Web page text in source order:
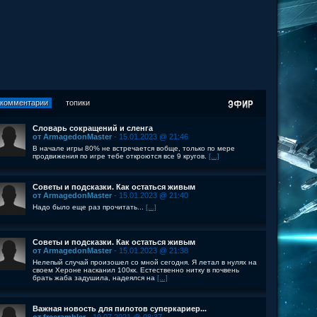
комментарии топики
Словарь сокращений и сленга
от ArmagedonMaster - 15.01.2023 @ 21:46
В начале игры 80% не встречается вобще, только по мере
продвижения по игре тебе откроются все 9 кругов. [...]
Советы и подсказки. Как остаться живым
от ArmagedonMaster - 15.01.2023 @ 21:40
Надо было еще раз прочитать... [...]
Советы и подсказки. Как остаться живым
от ArmagedonMaster - 15.01.2023 @ 21:38
Нелепый случай произошел со мной сегодня. Я летал в нулях на
своем Хероне насканил 100кк. Естественно нитку в почвень
брать жаба задушила, надеялся на [...]
Важная новость для пилотов суперкариер...